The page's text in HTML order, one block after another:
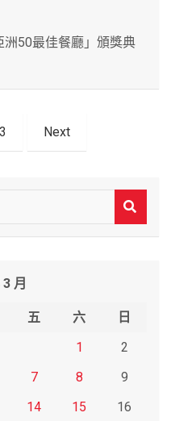
50最佳餐廳」頒獎典
3 Next
月
五 六
日
1
2
7 8
9
14 15
16